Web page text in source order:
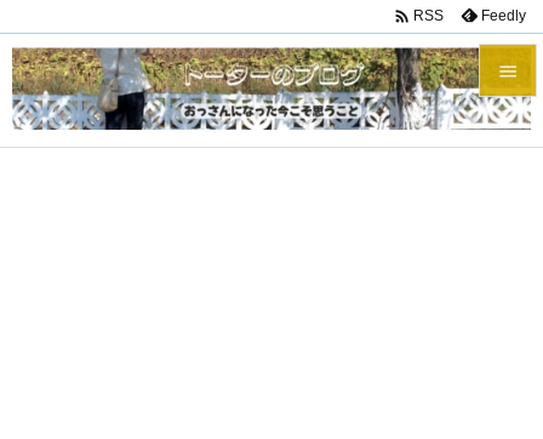


メニュ
 RSS Feedly